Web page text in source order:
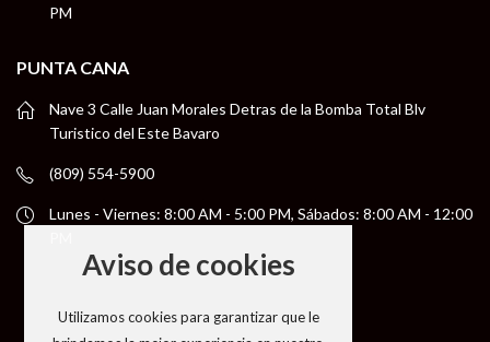
PM
PUNTA CANA
Nave 3 Calle Juan Morales Detras de la Bomba Total Blv
Turistico del Este Bavaro
(809) 554-5900
Lunes - Viernes: 8:00 AM - 5:00 PM, Sábados: 8:00 AM - 12:00
Aviso de cookies
Utilizamos cookies para garantizar que le